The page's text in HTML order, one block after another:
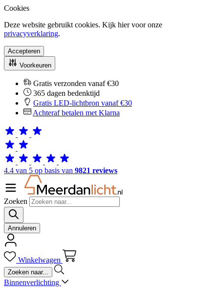
Cookies
Deze website gebruikt cookies. Kijk hier voor onze
privacyverklaring.
Accepteren
Voorkeuren
Gratis verzonden vanaf €30
365 dagen bedenktijd
Gratis LED-lichtbron vanaf €30
Achteraf betalen met Klarna
4.4 van 5 op basis van 9821 reviews
Zoeken
Annuleren
Winkelwagen
Binnenverlichting